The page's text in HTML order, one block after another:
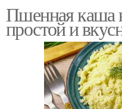
Пшенная каша
простой и